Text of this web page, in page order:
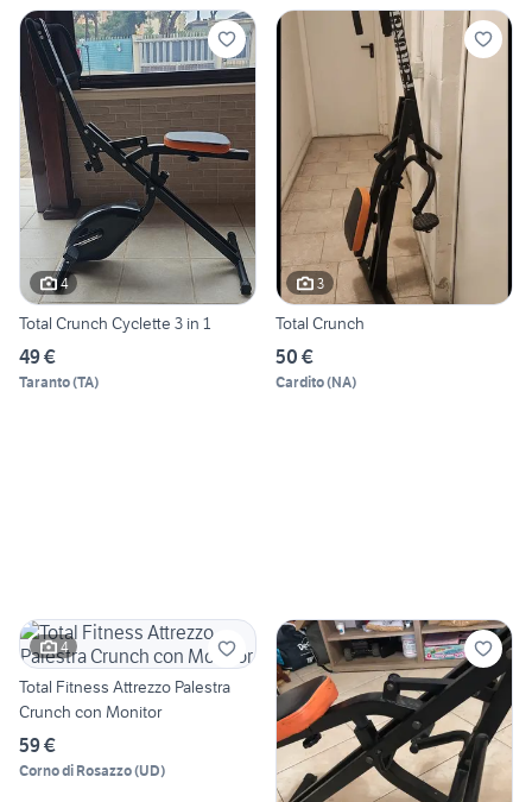
4
Total Crunch Cyclette 3 in 1
49 €
Taranto(TA)
3
Total Crunch
50 €
Cardito(NA)
4
Total Fitness Attrezzo Palestra
Crunch con Monitor
59 €
Corno di Rosazzo(UD)